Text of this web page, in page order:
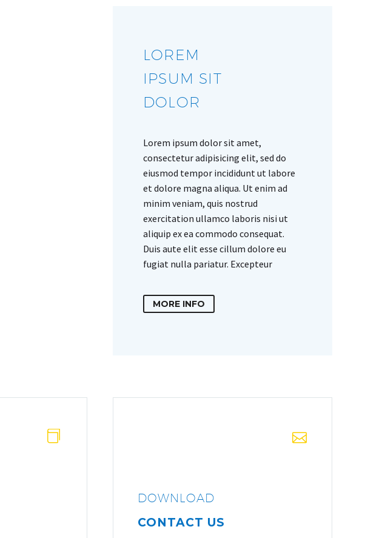
LOREM
IPSUM SIT
DOLOR
Lorem ipsum dolor sit amet,
consectetur adipisicing elit, sed do
eiusmod tempor incididunt ut labore
et dolore magna aliqua. Ut enim ad
minim veniam, quis nostrud
exercitation ullamco laboris nisi ut
aliquip ex ea commodo consequat.
Duis aute elit esse cillum dolore eu
fugiat nulla pariatur. Excepteur
MORE INFO

 

DOWNLOAD
CONTACT US